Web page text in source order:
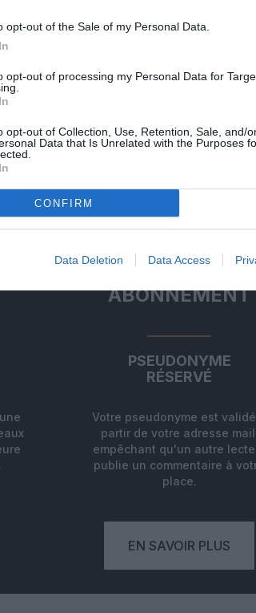
opt-out of the Sale of my Personal Data.
opt-out of processing my Personal Data for
opt-out of Collection, Use, Retention, Sale, and/
Data that Is Unrelated with the Purposes
CONFIRM
Data Deletion Data Access
UN COMMENTAIRE
ABONNEMENT
PSEUDONYME
RÉSERVÉ
Votre pseudonyme est
partir de votre adresse mail,
empêchant qu'un autre
publie un commentaire à
place.
EN SAVOIR PLUS